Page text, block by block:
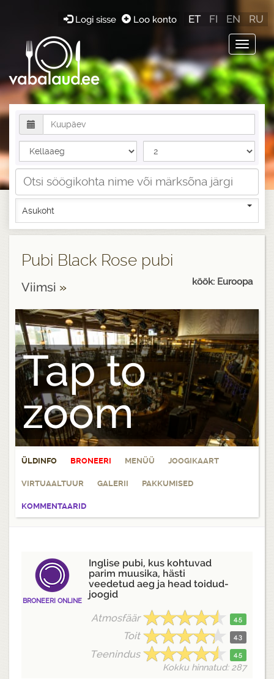
Toggle
Logi sisse Loo konto ET FI EN RU
Asukoht
Pubi Black Rose pubi
Viimsi » köök: Euroopa
Tap to
zoom
ÜLDINFO BRONEERI MENÜÜ JOOGIKAART
VIRTUAALTUUR GALERII PAKKUMISED
KOMMENTAARID
BRONEERI ONLINE
Inglise pubi, kus kohtuvad
parim muusika, hästi
veedetud aeg ja head toidud-
joogid
Atmosfäär 4.5
Toit 4.3
Teenindus 4.5
Kokku hinnatud: 287